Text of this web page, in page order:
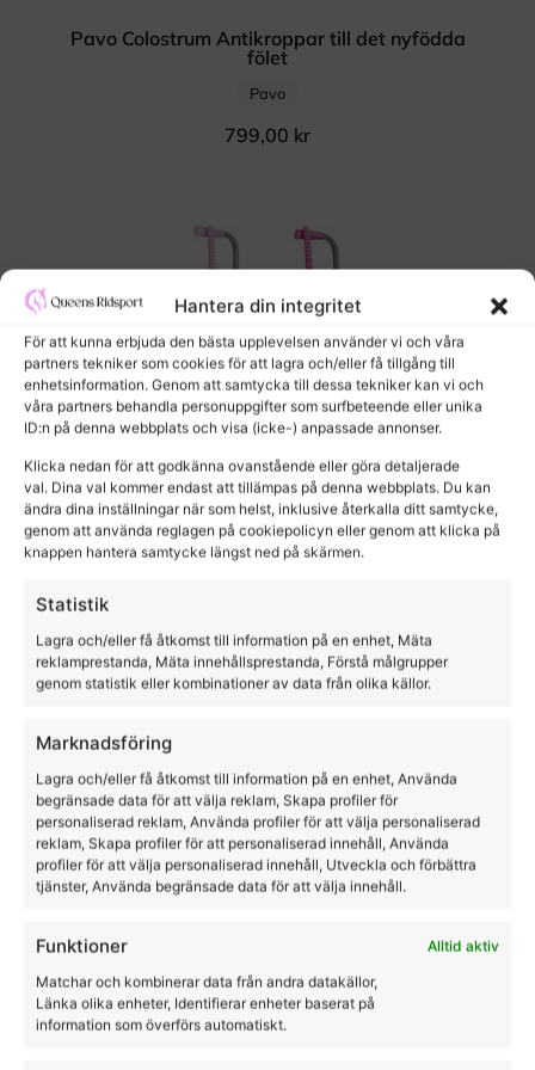
Hantera din integritet
För att kunna erbjuda den bästa upplevelsen använder vi och våra
partners tekniker som cookies för att lagra och/eller få tillgång till
enhetsinformation. Genom att samtycka till dessa tekniker kan vi och
våra partners behandla personuppgifter som surfbeteende eller unika
ID:n på denna webbplats och visa (icke-) anpassade annonser.
Klicka nedan för att godkänna ovanstående eller göra detaljerade
val. Dina val kommer endast att tillämpas på denna webbplats. Du kan
ändra dina inställningar när som helst, inklusive återkalla ditt samtycke,
genom att använda reglagen på cookiepolicyn eller genom att klicka på
knappen hantera samtycke längst ned på skärmen.
Statistik
Lagra och/eller få åtkomst till information på en enhet, Mäta
reklamprestanda, Mäta innehållsprestanda, Förstå målgrupper
genom statistik eller kombinationer av data från olika källor.
Marknadsföring
Lagra och/eller få åtkomst till information på en enhet, Använda
begränsade data för att välja reklam, Skapa profiler för
personaliserad reklam, Använda profiler för att välja personaliserad
reklam, Skapa profiler för att personaliserad innehåll, Använda
profiler för att välja personaliserad innehåll, Utveckla och förbättra
tjänster, Använda begränsade data för att välja innehåll.
Funktioner
Alltid aktiv
Matchar och kombinerar data från andra datakällor,
Länka olika enheter, Identifierar enheter baserat på
information som överförs automatiskt.
Pavo Colostrum Antikroppar till det nyfödda
fölet
Pavo
799,00 kr
Gödselplockare mini
299,00kr – 450,00kr